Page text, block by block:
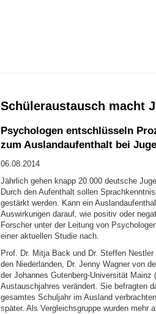
Schüleraustausch macht
Psychologen entschlüsseln
zum Auslandaufenthalt bei
06.08.2014
Jährlich gehen knapp 20.000 deutsche
Durch den Aufenthalt sollen
gestärkt werden. Kann ein
Auswirkungen darauf, wie positiv oder
Forscher unter der Leitung von
einer aktuellen Studie nach.
Prof. Dr. Mitja Back und Dr. Steffen
den Niederlanden, Dr. Jenny Wagner von
der Johannes Gutenberg-Universität
Austauschjahres verändert. Sie befragten
gesamtes Schuljahr im Ausland
später. Als Vergleichsgruppe wurden mehr